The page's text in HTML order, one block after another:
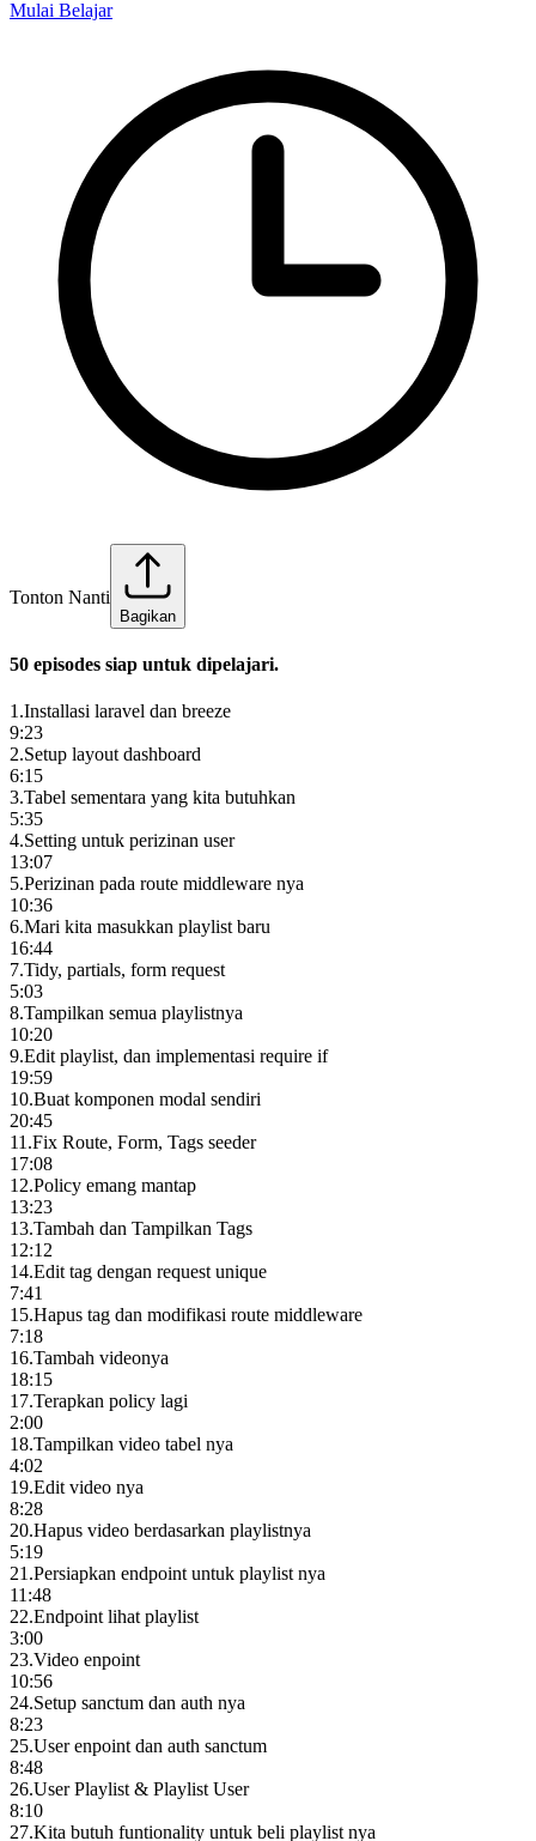
Mulai Belajar
Tonton Nanti
Bagikan
50 episodes siap untuk dipelajari.
1.Installasi laravel dan breeze
9:23
2.Setup layout dashboard
6:15
3.Tabel sementara yang kita butuhkan
5:35
4.Setting untuk perizinan user
13:07
5.Perizinan pada route middleware nya
10:36
6.Mari kita masukkan playlist baru
16:44
7.Tidy, partials, form request
5:03
8.Tampilkan semua playlistnya
10:20
9.Edit playlist, dan implementasi require if
19:59
10.Buat komponen modal sendiri
20:45
11.Fix Route, Form, Tags seeder
17:08
12.Policy emang mantap
13:23
13.Tambah dan Tampilkan Tags
12:12
14.Edit tag dengan request unique
7:41
15.Hapus tag dan modifikasi route middleware
7:18
16.Tambah videonya
18:15
17.Terapkan policy lagi
2:00
18.Tampilkan video tabel nya
4:02
19.Edit video nya
8:28
20.Hapus video berdasarkan playlistnya
5:19
21.Persiapkan endpoint untuk playlist nya
11:48
22.Endpoint lihat playlist
3:00
23.Video enpoint
10:56
24.Setup sanctum dan auth nya
8:23
25.User enpoint dan auth sanctum
8:48
26.User Playlist & Playlist User
8:10
27.Kita butuh funtionality untuk beli playlist nya